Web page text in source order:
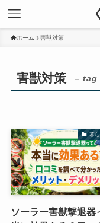
ホーム 害獣対策
害獣対策 – tag
暮
ソーラー害獣撃退器